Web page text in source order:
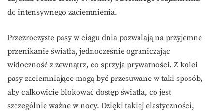
do intensywnego zaciemnienia.
Przezroczyste pasy w ciągu dnia pozwalają na przyjemne
przenikanie światła, jednocześnie ograniczając
widoczność z zewnątrz, co sprzyja prywatności. Z kolei
pasy zaciemniające mogą być przesuwane w taki sposób,
aby całkowicie blokować dostęp światła, co jest
szczególnie ważne w nocy. Dzięki takiej elastyczności,